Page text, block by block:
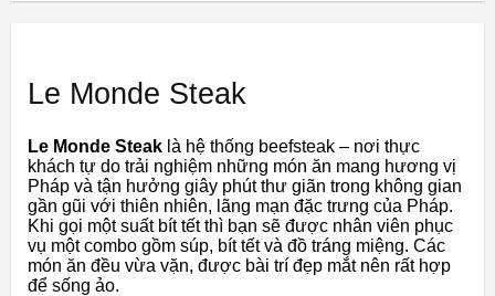
Le Monde Steak
Le Monde Steak là hệ thống beefsteak – nơi thực
khách tự do trải nghiệm những món ăn mang hương vị
Pháp và tận hưởng giây phút thư giãn trong không gian
gần gũi với thiên nhiên, lãng mạn đặc trưng của Pháp.
Khi gọi một suất bít tết thì bạn sẽ được nhân viên phục
vụ một combo gồm súp, bít tết và đồ tráng miệng. Các
món ăn đều vừa vặn, được bài trí đẹp mắt nên rất hợp
để sống ảo.